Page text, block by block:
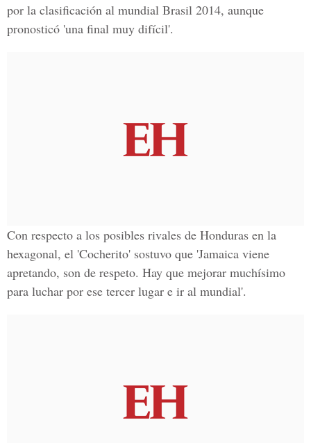
por la clasificación al mundial Brasil 2014, aunque
pronosticó 'una final muy difícil'.
Con respecto a los posibles rivales de Honduras en la
hexagonal, el 'Cocherito' sostuvo que 'Jamaica viene
apretando, son de respeto. Hay que mejorar muchísimo
para luchar por ese tercer lugar e ir al mundial'.